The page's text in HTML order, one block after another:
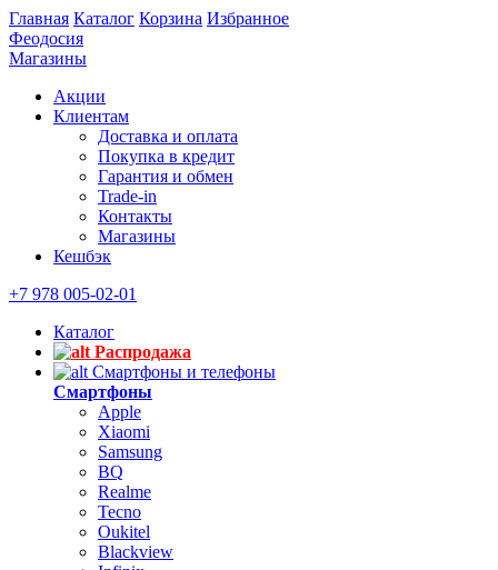
Главная Каталог Корзина Избранное
Феодосия
Магазины
Акции
Клиентам
Доставка и оплата
Покупка в кредит
Гарантия и обмен
Trade-in
Контакты
Магазины
Кешбэк
+7 978 005-02-01
Каталог
Распродажа
Смартфоны и телефоны
Смартфоны
Apple
Xiaomi
Samsung
BQ
Realme
Tecno
Oukitel
Blackview